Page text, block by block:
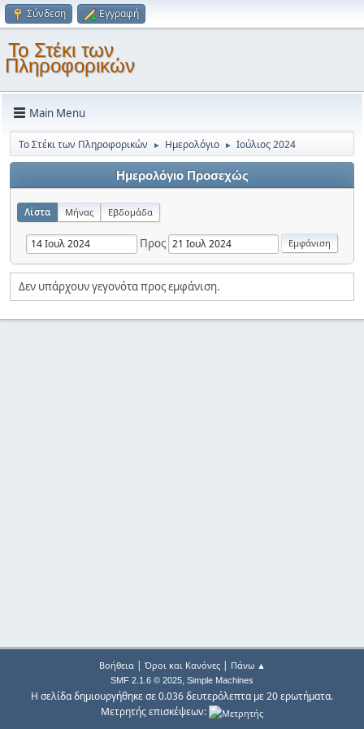
Σύνδεση Εγγραφή
Το Στέκι των
Πληροφορικών
Main Menu
Το Στέκι των Πληροφορικών ► Ημερολόγιο ► Ιούλιος 2024
Ημερολόγιο Προσεχώς
Λίστα Μήνας Εβδομάδα
Προς
Δεν υπάρχουν γεγονότα προς εμφάνιση.
Βοήθεια| Όροι και Κανόνες| Πάνω ▲
SMF 2.1.6 © 2025, Simple Machines
Η σελίδα δημιουργήθηκε σε 0.036 δευτερόλεπτα με 20 ερωτήματα.
Μετρητής επισκέψεων: